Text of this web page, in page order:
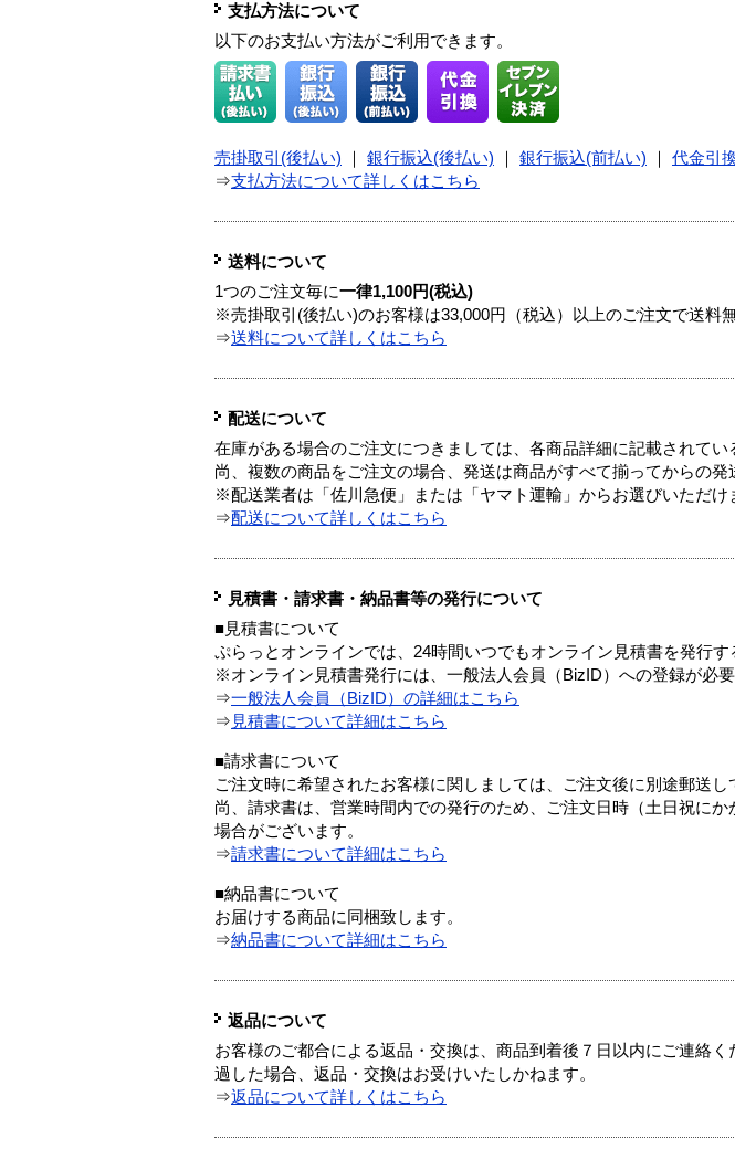
支払方法について
以下のお支払い方法がご利用できます。
売掛取引(後払い) 銀行振込(後払い) 銀行振込(前払い) 代金引
⇒支払方法について詳しくはこちら
送料について
1つのご注文毎に一律1,100円(税込)
※売掛取引(後払い)のお客様は33,000円（税込）以上のご注文で送料
⇒送料について詳しくはこちら
配送について
在庫がある場合のご注文につきましては、各商品詳細に記載されてい
尚、複数の商品をご注文の場合、発送は商品がすべて揃ってからの発
※配送業者は「佐川急便」または「ヤマト運輸」からお選びいただけ
⇒配送について詳しくはこちら
見積書・請求書・納品書等の発行について
■見積書について
ぷらっとオンラインでは、24時間いつでもオンライン見積書を発行す
※オンライン見積書発行には、一般法人会員（BizID）への登録が必要
⇒一般法人会員（BizID）の詳細はこちら
⇒ 見積書について詳細はこちら
■請求書について
ご注文時に希望されたお客様に関しましては、ご注文後に別途郵送し
尚、請求書は、営業時間内での発行のため、ご注文日時（土日祝に
場合がございます。
⇒請求書について詳細はこちら
■納品書について
お届けする商品に同梱致します。
⇒納品書について詳細はこちら
返品について
お客様のご都合による返品・交換は、商品到着後７日以内にご連絡
過した場合、返品・交換はお受けいたしかねます。
⇒返品について詳しくはこちら